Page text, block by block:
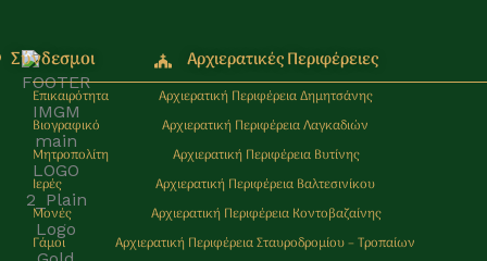
Σύνδεσμοι
Επικαιρότητα
Βιογραφικό
Μητροπολίτη
Ιερές
Μονές
Γάμοι
Αρχιερατικές Περιφέρειες
Αρχιερατική Περιφέρεια Δημητσάνης
Αρχιερατική Περιφέρεια Λαγκαδιών
Αρχιερατική Περιφέρεια Βυτίνης
Αρχιερατική Περιφέρεια Βαλτεσινίκου
Αρχιερατική Περιφέρεια Κοντοβαζαίνης
Αρχιερατική Περιφέρεια Σταυροδρομίου – Τροπαίων